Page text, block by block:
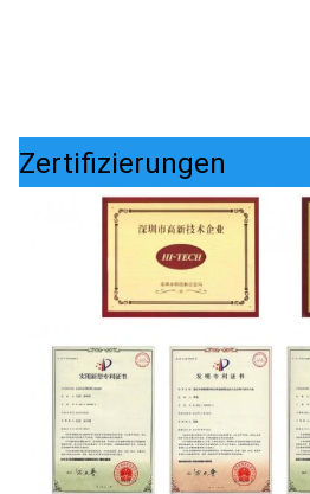
Zertifizierungen